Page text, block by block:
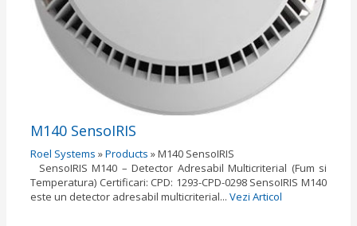
M140 SensoIRIS
Roel Systems »Products »M140 SensoIRIS
SensoIRIS М140 – Detector Adresabil Multicriterial (Fum si
Temperatura) Certificari: CPD: 1293-CPD-0298 SensoIRIS M140
este un detector adresabil multicriterial... Vezi Articol